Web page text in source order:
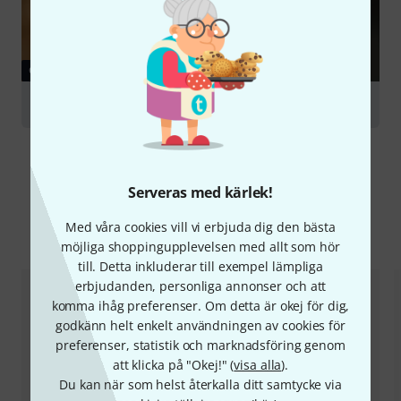
Serveras med kärlek!
Med våra cookies vill vi erbjuda dig den bästa
möjliga shoppingupplevelsen med allt som hör
till. Detta inkluderar till exempel lämpliga
erbjudanden, personliga annonser och att
komma ihåg preferenser. Om detta är okej för dig,
godkänn helt enkelt användningen av cookies för
preferenser, statistik och marknadsföring genom
att klicka på "Okej!" (visa alla).
Du kan när som helst återkalla ditt samtycke via
GUIDE
Jämför alternativ